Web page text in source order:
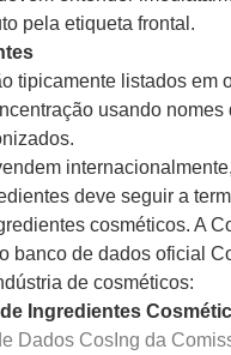
pela etiqueta frontal.
tipicamente listados em
usando nomes
deve seguir a
cosméticos. A
banco de dados oficial
de cosméticos:
Ingredientes
Dados CosIng da